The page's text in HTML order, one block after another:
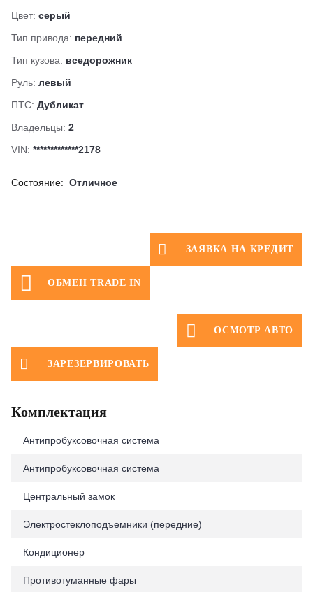
Цвет: серый
Тип привода: передний
Тип кузова: вседорожник
Руль: левый
ПТС: Дубликат
Владельцы: 2
VIN: *************2178
Состояние: Отличное
ЗАЯВКА НА КРЕДИТ
ОБМЕН TRADE IN
ОСМОТР АВТО
ЗАРЕЗЕРВИРОВАТЬ
Комплектация
Антипробуксовочная система
Антипробуксовочная система
Центральный замок
Электростеклоподъемники (передние)
Кондиционер
Противотуманные фары